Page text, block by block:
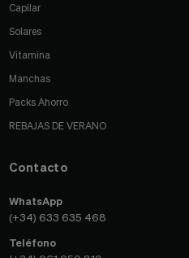
Capilar
Solares
Vitamina
Manchas
Packs Ahorro
REBAJAS DE VERANO
Contacto
WhatsApp
(+34) 633 635 468
Teléfono